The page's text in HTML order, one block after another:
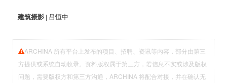
建筑摄影 | 吕恒中
ARCHINA 所有平台上发布的项目、招聘、资讯等内容，部分由第三
方提供或系统自动收录。资料版权属于第三方，若信息不实或涉及版权
问题，需要版权方和第三方沟通，ARCHINA 将配合对接，并在确认无